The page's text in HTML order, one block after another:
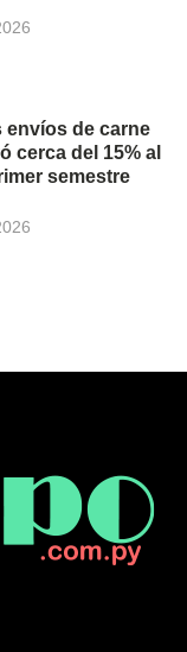
envíos de carne
cerca del 15% al
semestre